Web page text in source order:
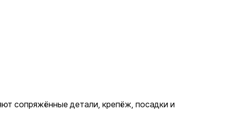
сопряжённые детали, крепёж, посадки и